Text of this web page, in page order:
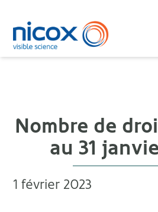
Nicox
Nombre de
au 31
1 février 2023